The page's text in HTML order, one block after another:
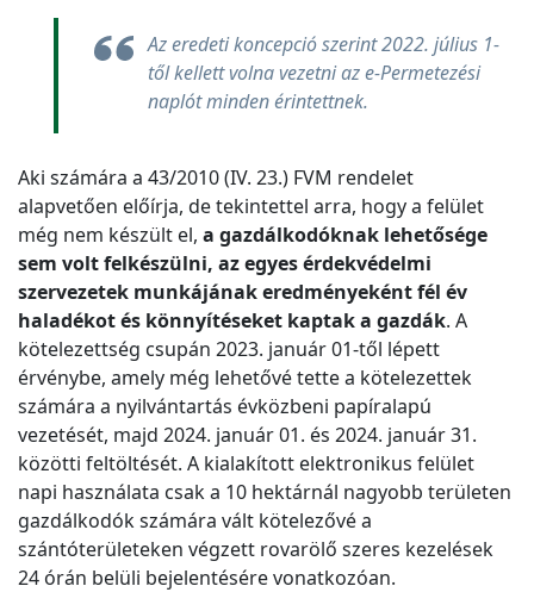
Az eredeti koncepció szerint 2022. július 1-
től kellett volna vezetni az e-Permetezési
naplót minden érintettnek.
Aki számára a 43/2010 (IV. 23.) FVM rendelet
alapvetően előírja, de tekintettel arra, hogy a felület
még nem készült el, a gazdálkodóknak lehetősége
sem volt felkészülni, az egyes érdekvédelmi
szervezetek munkájának eredményeként fél év
haladékot és könnyítéseket kaptak a gazdák. A
kötelezettség csupán 2023. január 01-től lépett
érvénybe, amely még lehetővé tette a kötelezettek
számára a nyilvántartás évközbeni papíralapú
vezetését, majd 2024. január 01. és 2024. január 31.
közötti feltöltését. A kialakított elektronikus felület
napi használata csak a 10 hektárnál nagyobb területen
gazdálkodók számára vált kötelezővé a
szántóterületeken végzett rovarölő szeres kezelések
24 órán belüli bejelentésére vonatkozóan.